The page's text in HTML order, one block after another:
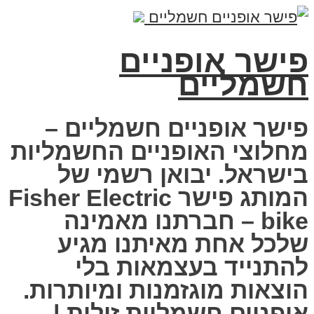
פישר אופניים
חשמליים
פישר אופניים חשמליים –
מחלוצי האופניים החשמליות
בישראל. יבואן רשמי של
המותג פישר Fisher Electric
bike – חברתנו מאמינה
שלכל אחת מאיתנו מגיע
להתנייד בעצמאות בלי
הוצאות מוגזמנות ומיותרות.